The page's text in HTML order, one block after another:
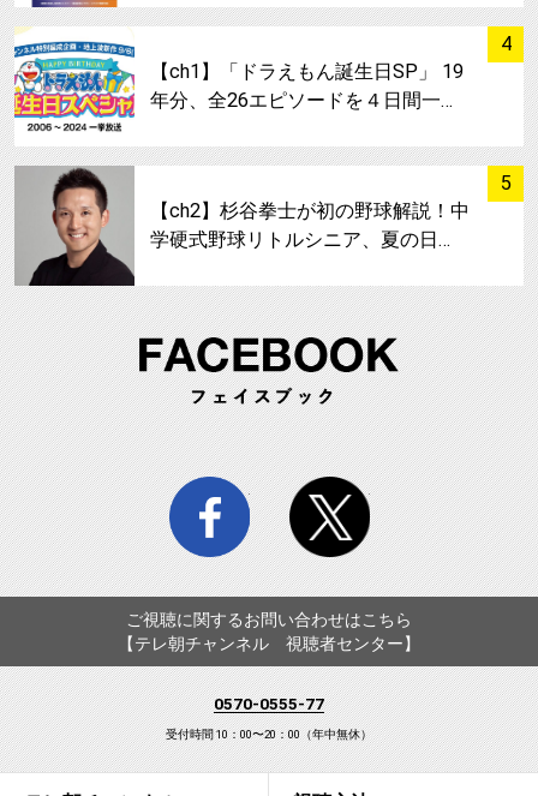
4
【ch1】「ドラえもん誕生日SP」 19
年分、全26エピソードを４日間一…
5
【ch2】杉谷拳士が初の野球解説！中
学硬式野球リトルシニア、夏の日…
facebook twitter
ご視聴に関するお問い合わせはこちら
【テレ朝チャンネル 視聴者センター】
0570-0555-77
受付時間 10：00〜20：00（年中無休）